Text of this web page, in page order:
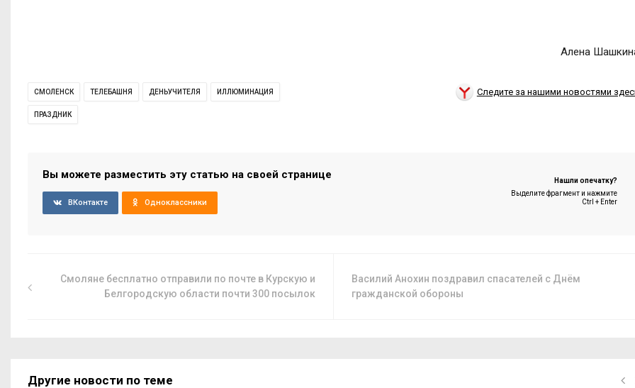
Алена
СМОЛЕНСК ТЕЛЕБАШНЯ ДЕНЬУЧИТЕЛЯ ИЛЛЮМИНАЦИЯ
ПРАЗДНИК
Следите за нашими новостями
Вы можете разместить эту статью на своей странице
ВКонтакте Одноклассники
Нашли опечатку?
Выделите фрагмент и нажмите
Ctrl + Enter
Смоляне бесплатно отправили по почте в Курскую и
Белгородскую области почти 300 посылок
Василий Анохин поздравил спасателей с Днём
гражданской обороны
Другие новости по теме